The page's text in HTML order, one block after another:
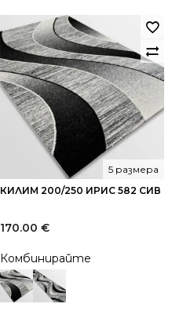
КИЛИМ 200/250 ИРИС 582 СИВ
5 размера
170.00 €
Комбинирайте